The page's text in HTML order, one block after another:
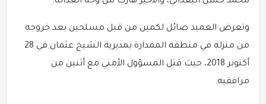
وتعرض العميد صائل لكمين من قبل مسلحين بعد خروجه
من منزله في منطقة الممدارة بمديرية الشيخ عثمان في 28
أكتوبر 2018، حيث قتل المسؤول الأمني مع أثنين من
مرافقيه.